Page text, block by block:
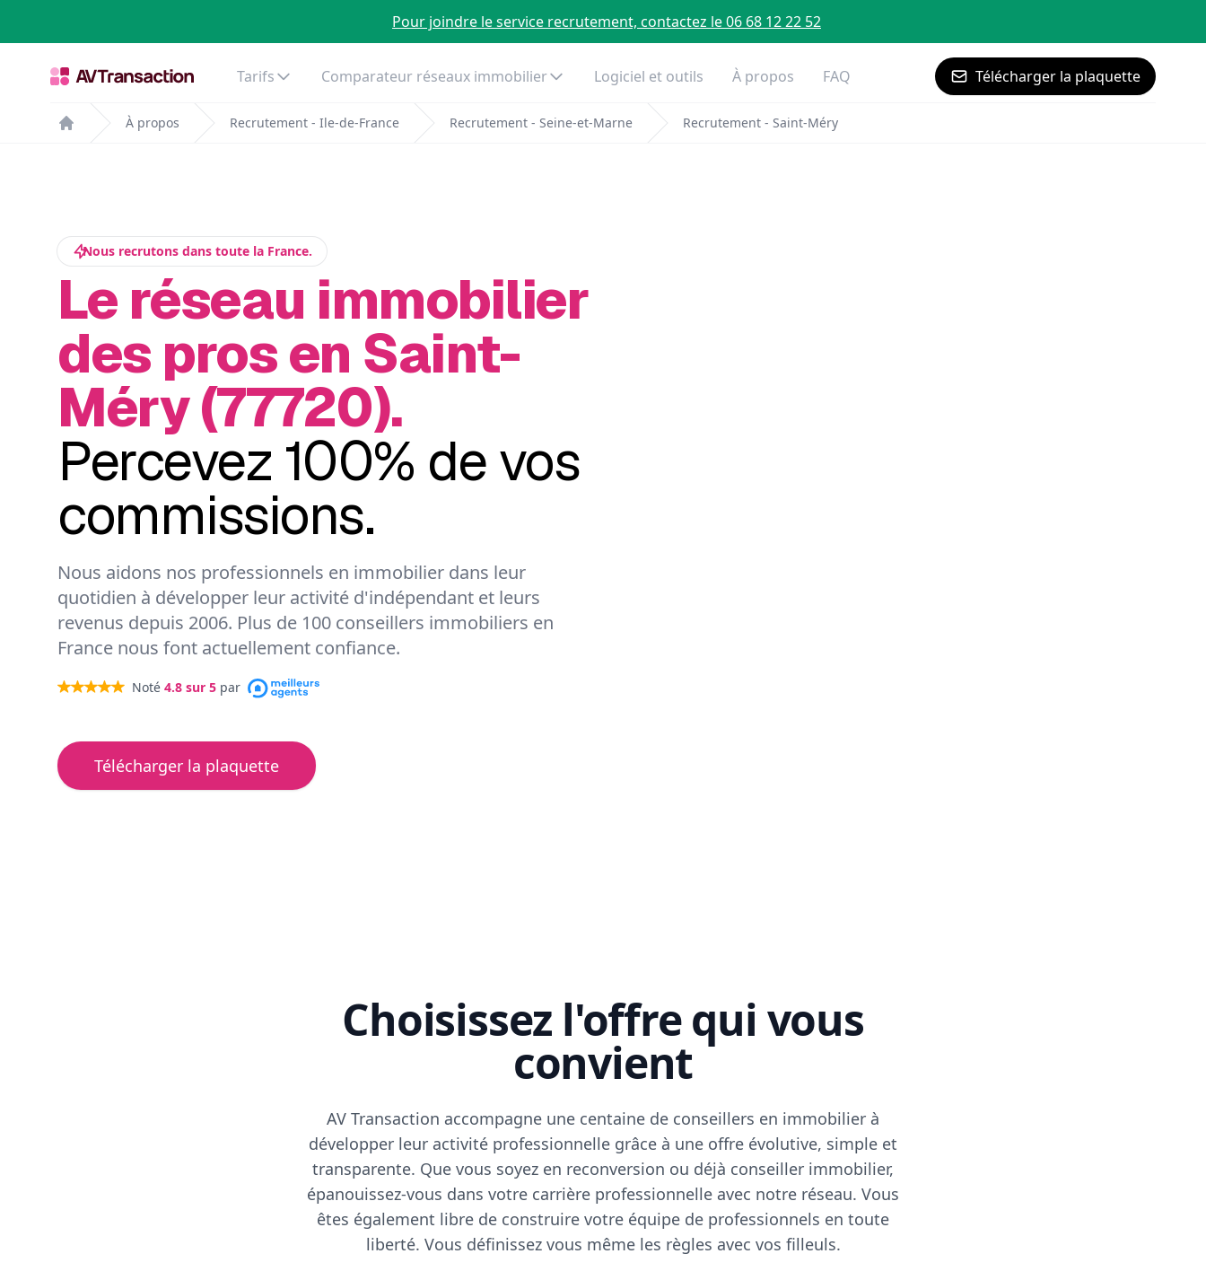
Pour joindre le service recrutement, contactez le 06 68 12 22 52
Tarifs Comparateur réseaux immobilier Logiciel et outils À propos FAQ Télécharger la plaquette
Home
À propos Recrutement - Ile-de-France Recrutement - Seine-et-Marne Recrutement - Saint-Méry
Nous recrutons dans toute la France.
Le réseau immobilier
des pros en Saint-
Méry (77720).
Percevez 100% de vos
commissions.
Nous aidons nos professionnels en immobilier dans leur
quotidien à développer leur activité d'indépendant et leurs
revenus depuis 2006. Plus de 100 conseillers immobiliers en
France nous font actuellement confiance.
Noté 4.8 sur 5 par
Télécharger la plaquette
Choisissez l'offre qui vous
convient
AV Transaction accompagne une centaine de conseillers en immobilier à
développer leur activité professionnelle grâce à une offre évolutive, simple et
transparente. Que vous soyez en reconversion ou déjà conseiller immobilier,
épanouissez-vous dans votre carrière professionnelle avec notre réseau. Vous
êtes également libre de construire votre équipe de professionnels en toute
liberté. Vous définissez vous même les règles avec vos filleuls.